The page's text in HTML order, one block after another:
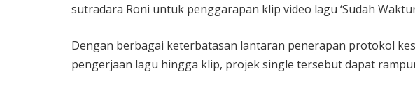
sutradara Roni untuk penggarapan klip video lagu ‘Sudah
Dengan berbagai keterbatasan lantaran penerapan protokol
pengerjaan lagu hingga klip, projek single tersebut dapat